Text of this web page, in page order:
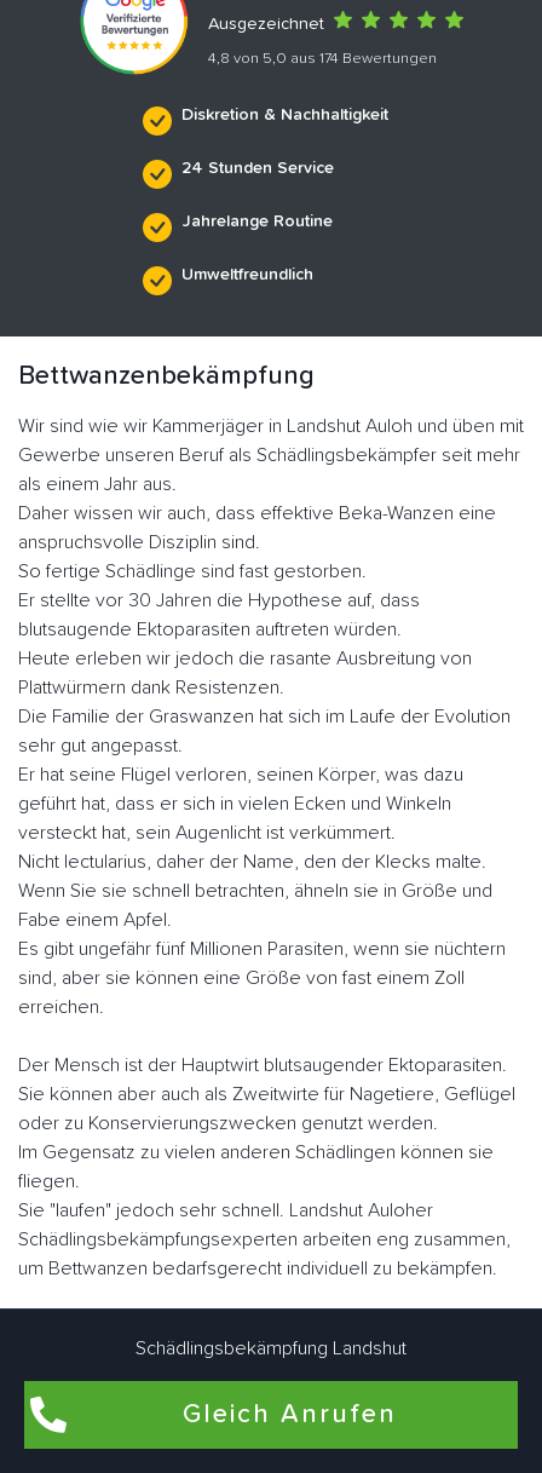
Ausgezeichnet
4,8 von 5,0 aus 174 Bewertungen
Diskretion & Nachhaltigkeit
24 Stunden Service
Jahrelange Routine
Umweltfreundlich
Bettwanzenbekämpfung
Wir sind wie wir Kammerjäger in Landshut Auloh und üben mit
Gewerbe unseren Beruf als Schädlingsbekämpfer seit mehr
als einem Jahr aus.
Daher wissen wir auch, dass effektive Beka-Wanzen eine
anspruchsvolle Disziplin sind.
So fertige Schädlinge sind fast gestorben.
Er stellte vor 30 Jahren die Hypothese auf, dass
blutsaugende Ektoparasiten auftreten würden.
Heute erleben wir jedoch die rasante Ausbreitung von
Plattwürmern dank Resistenzen.
Die Familie der Graswanzen hat sich im Laufe der Evolution
sehr gut angepasst.
Er hat seine Flügel verloren, seinen Körper, was dazu
geführt hat, dass er sich in vielen Ecken und Winkeln
versteckt hat, sein Augenlicht ist verkümmert.
Nicht lectularius, daher der Name, den der Klecks malte.
Wenn Sie sie schnell betrachten, ähneln sie in Größe und
Fabe einem Apfel.
Es gibt ungefähr fünf Millionen Parasiten, wenn sie nüchtern
sind, aber sie können eine Größe von fast einem Zoll
erreichen.
Der Mensch ist der Hauptwirt blutsaugender Ektoparasiten.
Sie können aber auch als Zweitwirte für Nagetiere, Geflügel
oder zu Konservierungszwecken genutzt werden.
Im Gegensatz zu vielen anderen Schädlingen können sie
fliegen.
Sie "laufen" jedoch sehr schnell. Landshut Auloher
Schädlingsbekämpfungsexperten arbeiten eng zusammen,
um Bettwanzen bedarfsgerecht individuell zu bekämpfen.
Flohbekämpfung in Landshut Auloh
Flöhe kommen am häufigsten in Wohnungen und Häusern
vor, in denen Haustiere wie Hunde und Katzen leben. Auch
Schädlingsbekämpfung Landshut
Gleich Anrufen